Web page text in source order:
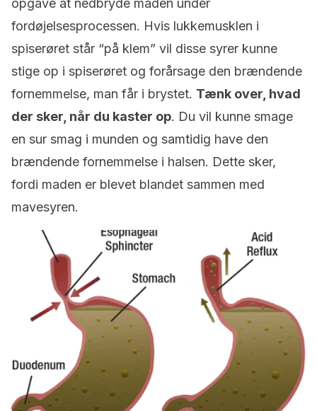
opgave at nedbryde maden under
fordøjelsesprocessen. Hvis lukkemusklen i
spiserøret står “på klem” vil disse syrer kunne
stige op i spiserøret og forårsage den brændende
fornemmelse, man får i brystet. Tænk over, hvad
der sker, når du kaster op. Du vil kunne smage
en sur smag i munden og samtidig have den
brændende fornemmelse i halsen. Dette sker,
fordi maden er blevet blandet sammen med
mavesyren.